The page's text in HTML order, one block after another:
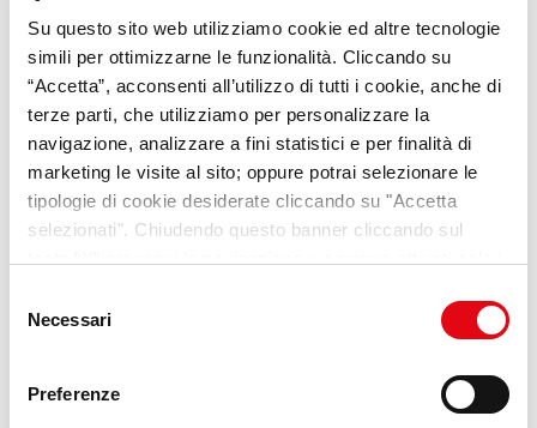
Su questo sito web utilizziamo cookie ed altre tecnologie
simili per ottimizzarne le funzionalità. Cliccando su
“Accetta”, acconsenti all’utilizzo di tutti i cookie, anche di
terze parti, che utilizziamo per personalizzare la
navigazione, analizzare a fini statistici e per finalità di
marketing le visite al sito; oppure potrai selezionare le
tipologie di cookie desiderate cliccando su "Accetta
selezionati". Chiudendo questo banner cliccando sul
modificare le tue preferenze in ogni momento mediante il
link “Impostazione dei cookie” a fine pagina. Per ulteriori
Cookie
Policy.
delNecessari
Preferenze
VideoPilloleper chi cerca
opportunità e consigli sul
mondo del lavoro
Scopri Lab Umana